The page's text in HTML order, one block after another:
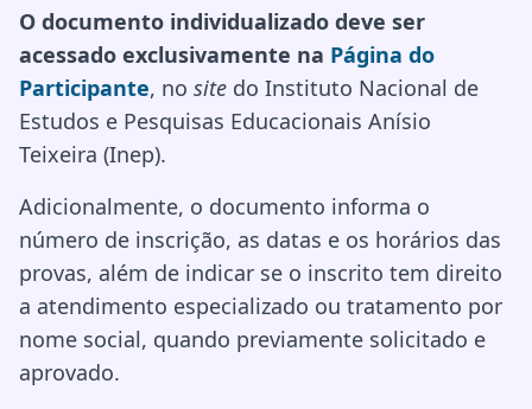
O documento individualizado deve ser
acessado exclusivamente na Página do
Participante, no site do Instituto Nacional de
Estudos e Pesquisas Educacionais Anísio
Teixeira (Inep).
Adicionalmente, o documento informa o
número de inscrição, as datas e os horários das
provas, além de indicar se o inscrito tem direito
a atendimento especializado ou tratamento por
nome social, quando previamente solicitado e
aprovado.